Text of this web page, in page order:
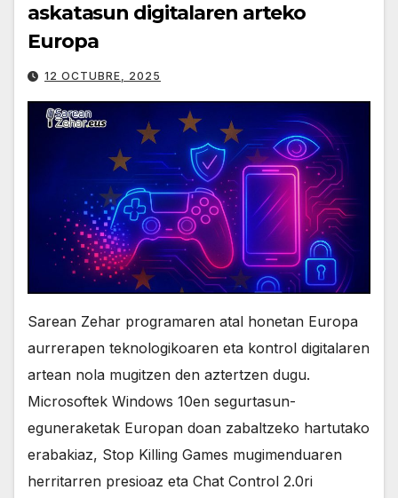
askatasun digitalaren arteko
Europa
12 OCTUBRE, 2025
Sarean Zehar programaren atal honetan Europa
aurrerapen teknologikoaren eta kontrol digitalaren
artean nola mugitzen den aztertzen dugu.
Microsoftek Windows 10en segurtasun-
eguneraketak Europan doan zabaltzeko hartutako
erabakiaz, Stop Killing Games mugimenduaren
herritarren presioaz eta Chat Control 2.0ri